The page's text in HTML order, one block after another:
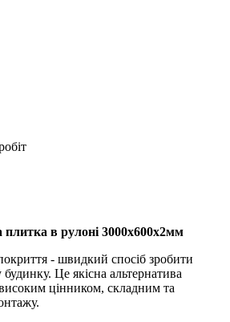
плитка в рулоні 3000х600х2мм
- швидкий спосіб зробити
Це якісна альтернатива
цінником, складним та